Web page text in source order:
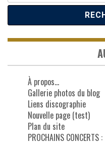
À propos…
Gallerie photos du blog
Liens discographie
Nouvelle page (test)
Plan du site
PROCHAINS CONCERTS :